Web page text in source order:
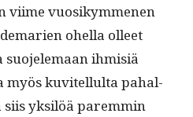
viime vuosikymme­nen
ohel­la olleet
ihmisiä
myös kuvitel­lul­ta pahal­
siis yksilöä parem­min